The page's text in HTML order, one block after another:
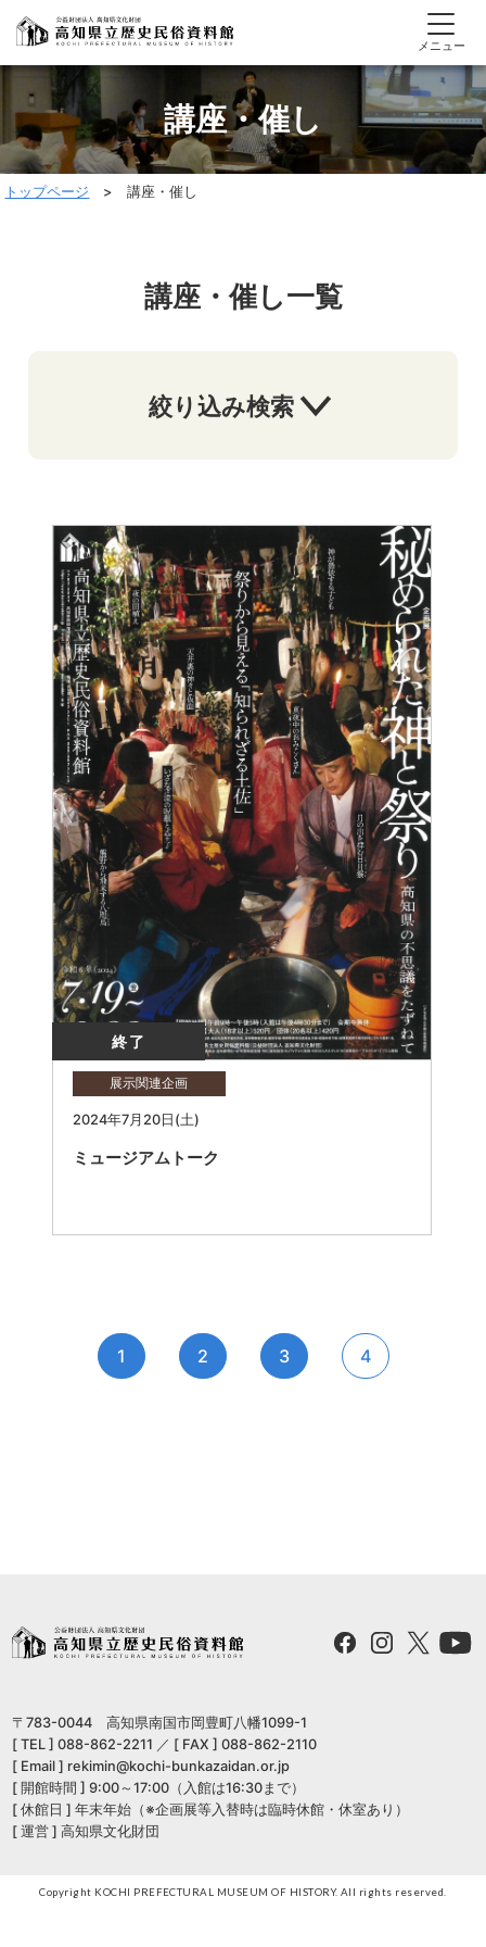
メニュー
講座・催し
トップページ > 講座・催し
講座・催し一覧
絞り込み検索
カテゴリーで絞り込む
すべて
展示関連企画 普及活動
地域との連携 山村民家 その他
キーワードで絞り込む
終了
展示関連企画
2024年7月20日(土)
ミュージアムトーク
1 2 3 4
〒783-0044 高知県南国市岡豊町八幡1099-1
[ TEL ] 088-862-2211 ／ [ FAX ] 088-862-2110
[ Email ] rekimin@kochi-bunkazaidan.or.jp
[ 開館時間 ] 9:00～17:00（入館は16:30まで）
[ 休館日 ] 年末年始（※企画展等入替時は臨時休館・休室あり）
[ 運営 ] 高知県文化財団
Copyright KOCHI PREFECTURAL MUSEUM OF HISTORY. All rights reserved.